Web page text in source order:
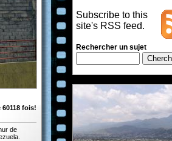
fois!
de
Subscribe to this
site's RSS feed.
Rechercher un sujet